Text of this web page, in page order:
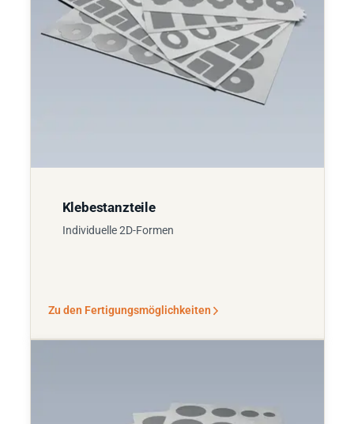
Klebestanzteile
Individuelle 2D-Formen
Zu den Fertigungsmöglichkeiten